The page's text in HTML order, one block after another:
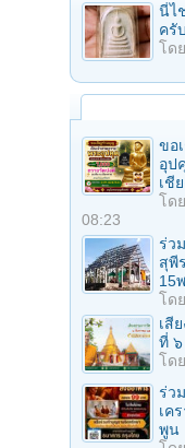
นี่ไ
ครับ
โดย
ขอ
อุป
เชี
โด
08:23
ร่ว
สุพี
15
โดย
เสี
ที่
โดย
ร่ว
เค
พูน